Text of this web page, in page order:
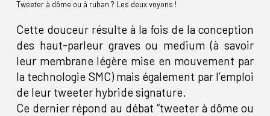
Tweeter à dôme ou à ruban ? Les deux voyons !
Cette douceur résulte à la fois de la conception
des haut-parleur graves ou medium (à savoir
leur membrane légère mise en mouvement par
la technologie SMC) mais également par l’emploi
de leur tweeter hybride signature.
Ce dernier répond au débat “tweeter à dôme ou